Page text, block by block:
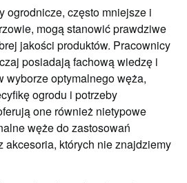
ogrodnicze, często mniejsze i
mogą stanowić prawdziwe
jakości produktów. Pracownicy
posiadają fachową wiedzę i
wyborze optymalnego węża,
ogrodu i potrzeby
one również nietypowe
węże do zastosowań
akcesoria, których nie znajdziemy